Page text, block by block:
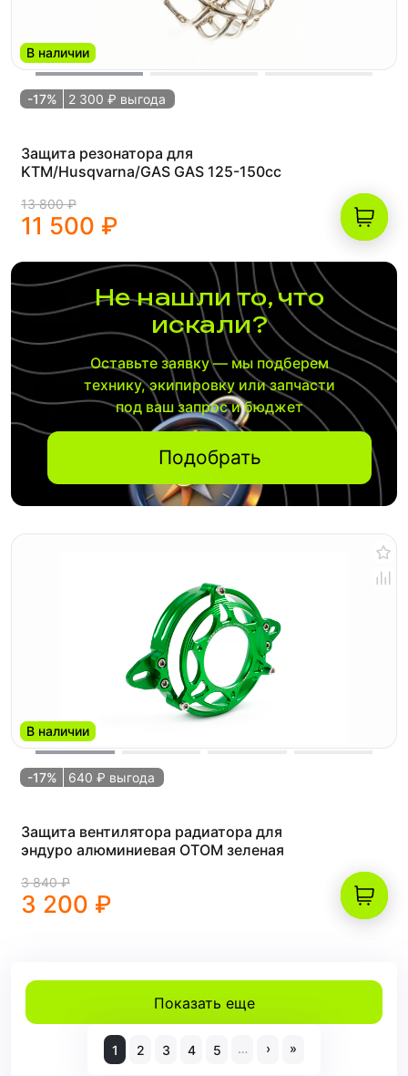
В наличии
-17% 2 300 ₽ выгода
Защита резонатора для
KTM/Husqvarna/GAS GAS 125-150сс
13 800 ₽
11 500 ₽
Не нашли то, что
искали?
Оставьте заявку — мы подберем
технику, экипировку или запчасти
под ваш запрос и бюджет
Подобрать
В наличии
-17% 640 ₽ выгода
Защита вентилятора радиатора для
эндуро алюминиевая OTOM зеленая
3 840 ₽
3 200 ₽
Показать еще
1 2 3 4 5 … › »